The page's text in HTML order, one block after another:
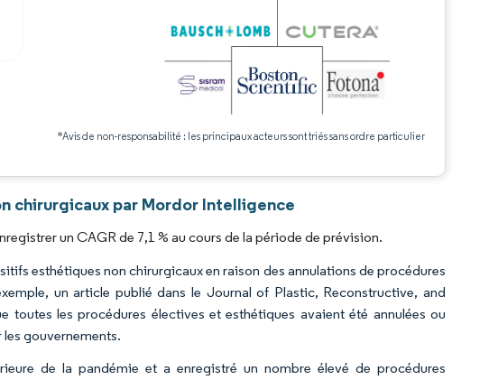
*Avis de non-responsabilité : les principaux acteurs sont triés sans ordre particulier
chirurgicaux par Mordor Intelligence
un CAGR de 7,1 % au cours de la période de prévision.
esthétiques non chirurgicaux en raison des annulations de procédures
un article publié dans le Journal of Plastic, Reconstructive, and
toutes les procédures électives et esthétiques avaient été annulées ou
gouvernements.
de la pandémie et a enregistré un nombre élevé de procédures